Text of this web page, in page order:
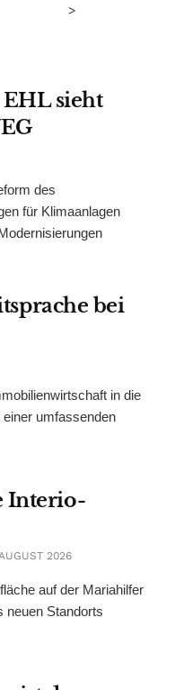
>
sieht
des
für Klimaanlagen
bei
in die
umfassenden
Interio-
2026
auf der Mariahilfer
neuen Standorts